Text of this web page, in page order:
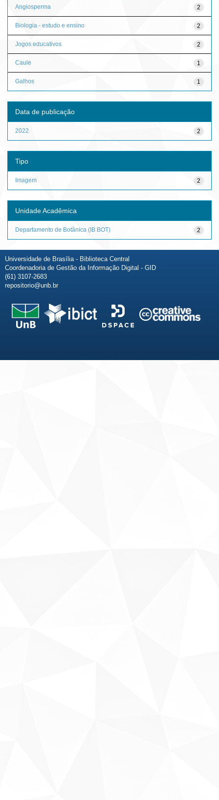
2
Angiosperma
2
Biologia - estudo e ensino
2
Jogos educativos
1
Caule
1
Galhos
Data de publicação
2
2022
Tipo
2
Imagem
Unidade Acadêmica
2
Departamento de Botânica (IB BOT)
Universidade de Brasília - Biblioteca Central
Coordenadoria de Gestão da Informação Digital - GID
(61) 3107-2683
repositorio@unb.br